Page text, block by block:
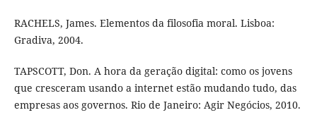
RACHELS, James. Elementos da filosofia moral. Lisboa:
Gradiva, 2004.
TAPSCOTT, Don. A hora da geração digital: como os jovens
que cresceram usando a internet estão mudando tudo, das
empresas aos governos. Rio de Janeiro: Agir Negócios, 2010.